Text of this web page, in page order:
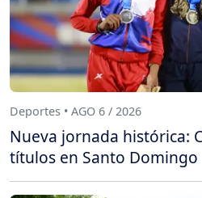
Deportes • AGO 6 / 2026
Nueva jornada histórica:
títulos en Santo Domingo